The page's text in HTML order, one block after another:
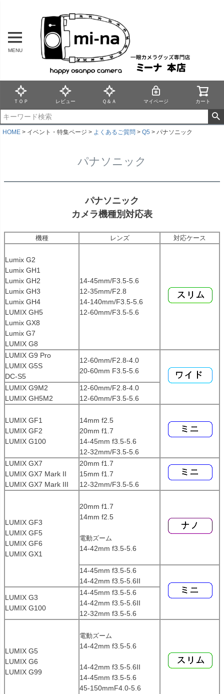
MENU
ＴＯＰ レビュー Ｑ＆Ａ マイページ カート
HOME イベント・特集ページ よくあるご質問 Q5 パナソニック
パナソニック
パナソニック
カメラ機種別対応表
機種 レンズ 対応ケース
Lumix G2
Lumix GH1
Lumix GH2
Lumix GH3
Lumix GH4
LUMIX GH5
Lumix GX8
Lumix G7
LUMIX G8
14-45mm/F3.5-5.6
12-35mm/F2.8
14-140mm/F3.5-5.6
12-60mm/F3.5-5.6
LUMIX G9 Pro
LUMIX G5S
DC-S5
12-60mm/F2.8-4.0
20-60mm F3.5-5.6
LUMIX G9M2
LUMIX GH5M2
12-60mm/F2.8-4.0
12-60mm/F3.5-5.6
LUMIX GF1
LUMIX GF2
LUMIX G100
14mm f2.5
20mm f1.7
14-45mm f3.5-5.6
12-32mm/F3.5-5.6
LUMIX GX7
LUMIX GX7 Mark II
LUMIX GX7 Mark III
20mm f1.7
15mm f1.7
12-32mm/F3.5-5.6
LUMIX GF3
LUMIX GF5
LUMIX GF6
LUMIX GX1
20mm f1.7
14mm f2.5
電動ズーム
14-42mm f3.5-5.6
14-45mm f3.5-5.6
14-42mm f3.5-5.6II
LUMIX G3
LUMIX G100
14-45mm f3.5-5.6
14-42mm f3.5-5.6II
12-32mm f3.5-5.6
LUMIX G5
LUMIX G6
LUMIX G99
電動ズーム
14-42mm f3.5-5.6
14-42mm f3.5-5.6II
14-45mm f3.5-5.6
45-150mmF4.0-5.6